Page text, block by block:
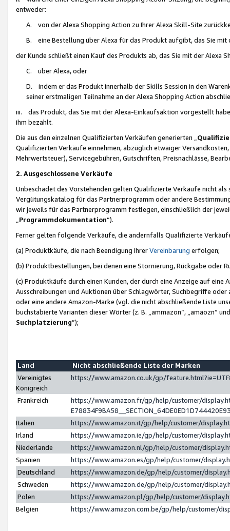
entweder:
A. von der Alexa Shopping Action zu Ihrer Alexa Skill-Site
B. eine Bestellung über Alexa für das Produkt aufgibt, das Sie mit
der Kunde schließt einen Kauf des Produkts ab, das Sie mit der Alexa
C. über Alexa, oder
D. indem er das Produkt innerhalb der Skills Session in den
seiner erstmaligen Teilnahme an der Alexa Shopping Action
iii. das Produkt, das Sie mit der Alexa-Einkaufsaktion vorgestellt
ihm bezahlt.
Die aus den einzelnen Qualifizierten Verkäufen generierten „
Qualifizierten Verkäufe einnehmen, abzüglich etwaiger
Mehrwertsteuer), Servicegebühren, Gutschriften, Preisnachlässe,
2. Ausgeschlossene Verkäufe
Unbeschadet des Vorstehenden gelten Qualifizierte Verkäufe nicht
Vergütungskatalog für das Partnerprogramm oder andere
wir jeweils für das Partnerprogramm festlegen, einschließlich der
Programmdokumentation“).
Ferner gelten folgende Verkäufe, die andernfalls Qualifizierte
(a) Produktkäufe, die nach Beendigung IhrerVereinbarung erfolgen;
(b) Produktbestellungen, bei denen eine Stornierung, Rückgabe oder
(c) Produktkäufe durch einen Kunden, der durch eine Anzeige auf
Ausschreibungen und Auktionen über Schlagwörter, Suchbegriffe
oder eine andere Amazon-Marke (vgl. die nicht abschließende Liste
buchstabierte Varianten dieser Wörter (z. B. „ammazon“, „amaozn“
Suchplatzierung”);
Land
Nicht abschließende Liste der Marken
Vereinigtes
Königreich
https://www.amazon.co.uk/gp/
Frankreich
https://www.amazon.fr/gp/help/customer/
Italien
https://www.amazon.it/gp/help/customer/
Irland
https://www.amazon.ie/gp/help/customer/
Niederlande
https://www.amazon.nl/gp/help/customer/
Spanien
https://www.amazon.es/gp/help/customer/
Deutschland
https://www.amazon.de/gp/help/customer/
Schweden
https://www.amazon.de/gp/help/customer/
Polen
https://www.amazon.pl/gp/help/customer/
Belgien
https://www.amazon.com.be/gp/help/customer/